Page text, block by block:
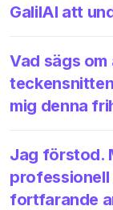
GalilAI att
Vad sägs
mig denna
Jag förstod.
professionell
fortfarande